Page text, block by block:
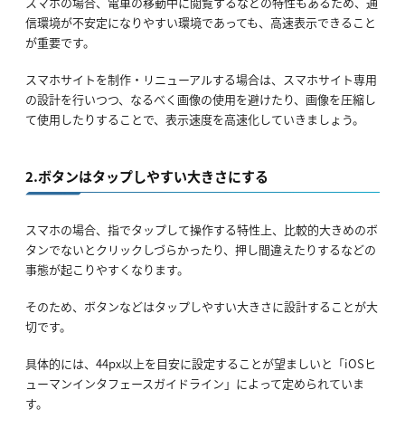
信環境が不安定になりやすい環境であっても、高速表示できること
が重要です。
スマホサイトを制作・リニューアルする場合は、スマホサイト専用
の設計を行いつつ、なるべく画像の使用を避けたり、画像を圧縮し
て使用したりすることで、表示速度を高速化していきましょう。
2.ボタンはタップしやすい大きさにする
スマホの場合、指でタップして操作する特性上、比較的大きめのボ
タンでないとクリックしづらかったり、押し間違えたりするなどの
事態が起こりやすくなります。
そのため、ボタンなどはタップしやすい大きさに設計することが大
切です。
具体的には、44px以上を目安に設定することが望ましいと「iOSヒ
ューマンインタフェースガイドライン」によって定められていま
す。